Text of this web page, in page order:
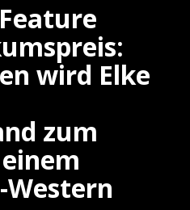
wird Elke
zum